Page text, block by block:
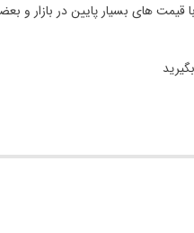
با قیمت های بسیار پایین در